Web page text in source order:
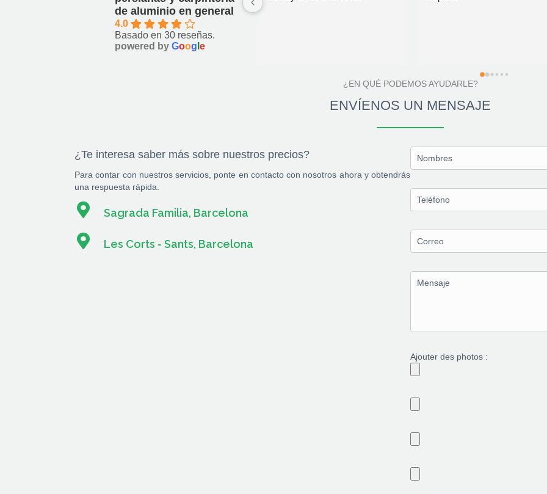
de aluminio en general
4.0
Basado en 30 reseñas.
powered by Goog e
¿EN QUÉ PODEMOS AYUDARLE?
ENVÍENOS UN MENSAJE
¿Te interesa saber más sobre nuestros precios?
Para contar con nuestros servicios, ponte en contacto con nosotros ahora y obtendrás
una respuesta rápida.
Sagrada Familia, Barcelona
Les Corts - Sants, Barcelona
Ajouter des photos :